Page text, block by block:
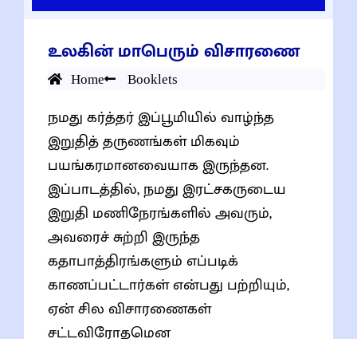
உலகின் மாபெரும் விசாரணை
Home Booklets
நமது கர்த்தர் இப்பூமியில் வாழ்ந்த
இறுதித் தருணங்கள் மிகவும்
பயங்கரமானவையாக இருந்தன.
இப்பாடத்தில், நமது இரட்சகருடைய
இறுதி மணிநேரங்களில் அவரும்,
அவரைச் சுற்றி இருந்த
கதாபாத்திரங்களும் எப்படிக்
காணப்பட்டார்கள் என்பது பற்றியும்,
ஏன் சில விசாரணைகள்
சட்டவிரோதமென